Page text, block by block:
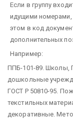
Если в группу
идущими
этом в код
дополнительных
Например:
ППБ-101-89. Школы,
дошкольные
ГОСТ Р 50810-95.
текстильных
декоративные.